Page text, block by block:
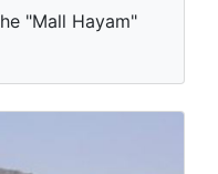
"Mall Hayam"